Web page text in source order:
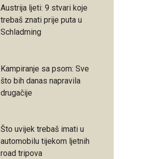
Austrija ljeti: 9 stvari koje
trebaš znati prije puta u
Schladming
Kampiranje sa psom: Sve
što bih danas napravila
drugačije
Što uvijek trebaš imati u
automobilu tijekom ljetnih
road tripova